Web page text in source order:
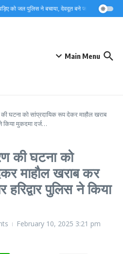
को जल पुलिस ने बचाया, देवदूत बने जवान सन्नी…
Main Menu
घटना को सांप्रदायिक रूप देकर माहौल खराब
किया मुकदमा दर्ज…
की घटना को
माहौल खराब कर
पुलिस ने किया
February 10, 2025 3:21 pm